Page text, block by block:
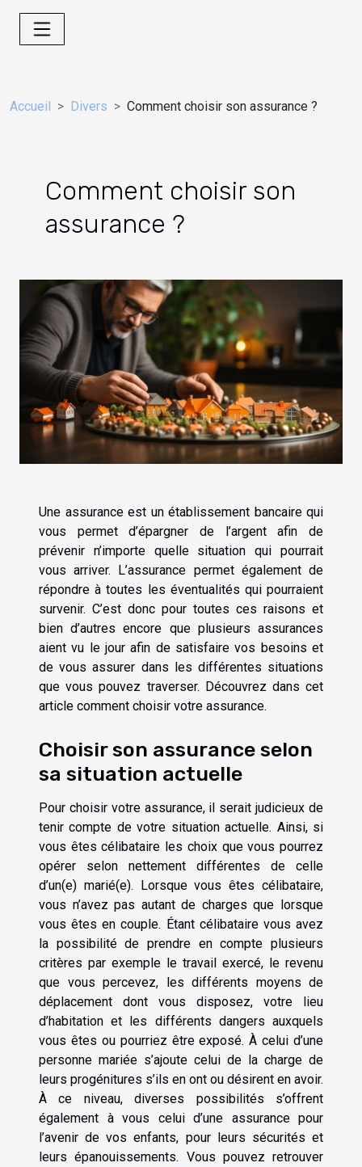
Accueil Divers Comment choisir son assurance ?
Comment choisir son
assurance ?
Une assurance est un établissement bancaire qui
vous permet d’épargner de l’argent afin de
prévenir n’importe quelle situation qui pourrait
vous arriver. L’assurance permet également de
répondre à toutes les éventualités qui pourraient
survenir. C’est donc pour toutes ces raisons et
bien d’autres encore que plusieurs assurances
aient vu le jour afin de satisfaire vos besoins et
de vous assurer dans les différentes situations
que vous pouvez traverser. Découvrez dans cet
article comment choisir votre assurance.
Choisir son assurance selon
sa situation actuelle
Pour choisir votre assurance, il serait judicieux de
tenir compte de votre situation actuelle. Ainsi, si
vous êtes célibataire les choix que vous pourrez
opérer selon nettement différentes de celle
d’un(e) marié(e). Lorsque vous êtes célibataire,
vous n’avez pas autant de charges que lorsque
vous êtes en couple. Étant célibataire vous avez
la possibilité de prendre en compte plusieurs
critères par exemple le travail exercé, le revenu
que vous percevez, les différents moyens de
déplacement dont vous disposez, votre lieu
d’habitation et les différents dangers auxquels
vous êtes ou pourriez être exposé. À celui d’une
personne mariée s’ajoute celui de la charge de
leurs progénitures s’ils en ont ou désirent en avoir.
À ce niveau, diverses possibilités s’offrent
également à vous celui d’une assurance pour
l’avenir de vos enfants, pour leurs sécurités et
leurs épanouissements. Vous pouvez retrouver